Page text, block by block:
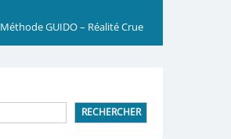
Méthode GUIDO – Réalité Crue
RECHERCHER